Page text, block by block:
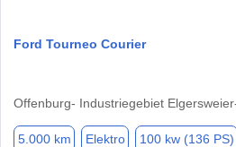
Ford Tourneo Courier
Offenburg- Industriegebiet
5.000 km Elektro 100 kw (136 PS)